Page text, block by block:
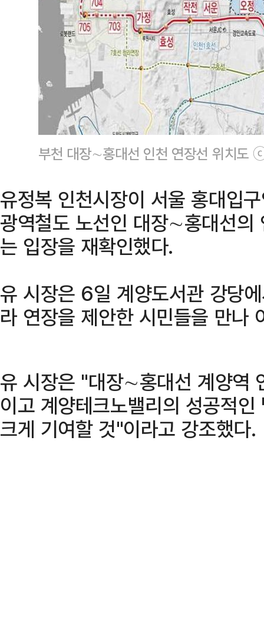
부천 대장∼홍대선 인천 연장선 위치도
유정복 인천시장이 서울 홍대입
광역철도 노선인 대장∼홍대선의
는 입장을 재확인했다.
유 시장은 6일 계양도서관 강당
라 연장을 제안한 시민들을 만나
유 시장은 "대장∼홍대선 계양역
이고 계양테크노밸리의 성공적
크게 기여할 것"이라고 강조했다.